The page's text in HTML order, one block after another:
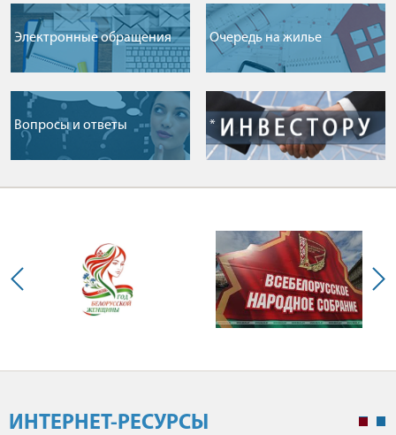
Электронные обращения Очередь на жилье
Вопросы и ответы *
ИНТЕРНЕТ-РЕСУРСЫ